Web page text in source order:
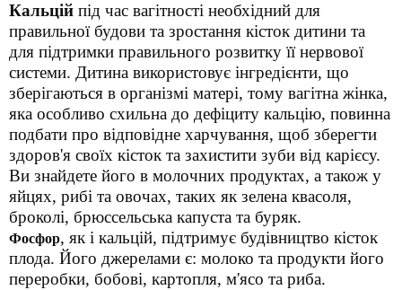
Кальцій під час вагітності необхідний для
правильної будови та зростання кісток дитини та
для підтримки правильного розвитку її нервової
системи. Дитина використовує інгредієнти, що
зберігаються в організмі матері, тому вагітна жінка,
яка особливо схильна до дефіциту кальцію, повинна
подбати про відповідне харчування, щоб зберегти
здоров'я своїх кісток та захистити зуби від карієсу.
Ви знайдете його в молочних продуктах, а також у
яйцях, рибі та овочах, таких як зелена квасоля,
броколі, брюссельська капуста та буряк.
Фосфор, як і кальцій, підтримує будівництво кісток
плода. Його джерелами є: молоко та продукти його
переробки, бобові, картопля, м'ясо та риба.